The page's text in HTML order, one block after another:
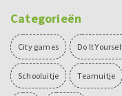
Categorieën
City games Do It
Schooluitje Teamuitje